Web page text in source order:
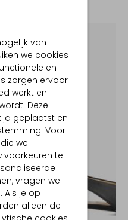
van
we cookies
en
zorgen ervoor
werkt en
Deze
geplaatst en
Voor
we
voorkeuren te
vragen we
Als je op
alleen de